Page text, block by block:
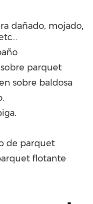
dañado, mojado,
parquet
sobre baldosa
de parquet
flotante